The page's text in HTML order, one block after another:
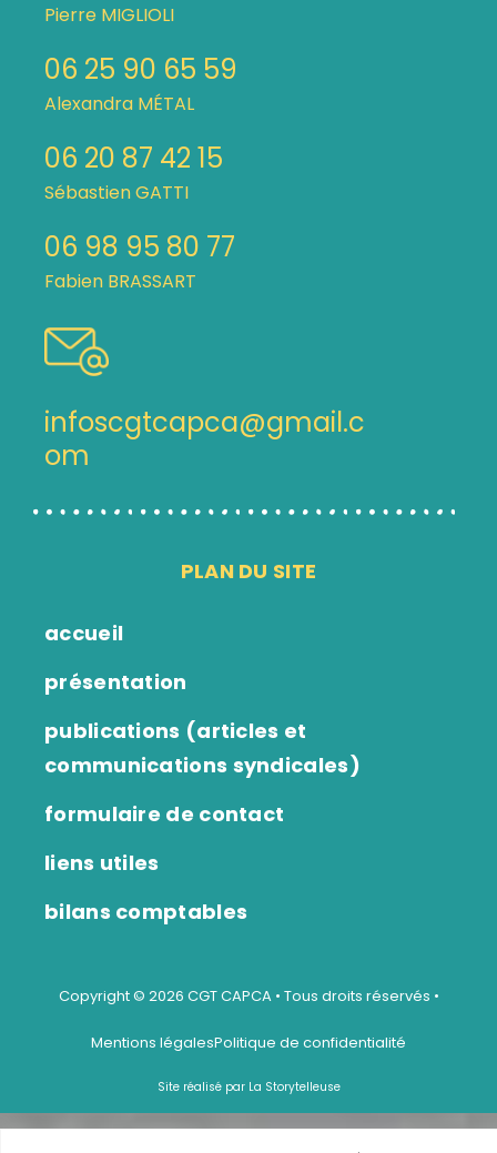
Pierre MIGLIOLI
06 25 90 65 59
Alexandra MÉTAL
06 20 87 42 15
Sébastien GATTI
06 98 95 80 77
Fabien BRASSART
infoscgtcapca@gmail.c
om
PLAN DU SITE
accueil
présentation
publications (articles et
communications syndicales)
formulaire de contact
liens utiles
bilans comptables
Copyright © 2026 CGT CAPCA • Tous droits réservés •
Mentions légalesPolitique de confidentialité
Site réalisé par La Storytelleuse